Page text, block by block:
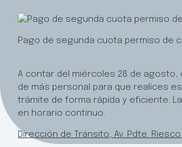
Pago de segunda cuota permiso de
A contar del miércoles 28 de agosto,
de más personal para que realices
trámite de forma rápida y eficiente.
en horario continuo.
Dirección de Tránsito, Av. Pdte. Riesco